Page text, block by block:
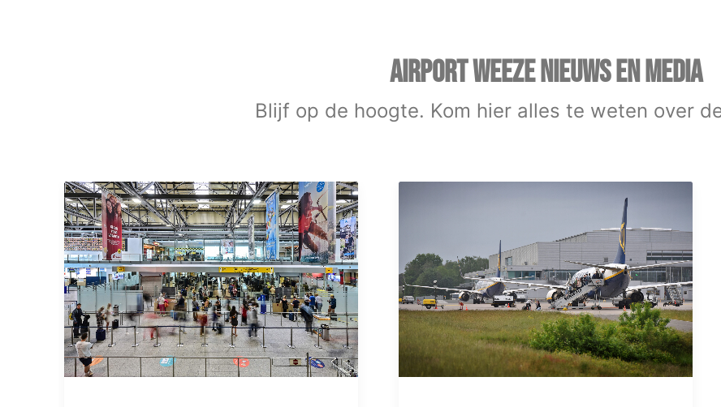
AIRPORT WEEZE NIEUWS EN MEDIA
Blijf op de hoogte. Kom hier alles te weten over